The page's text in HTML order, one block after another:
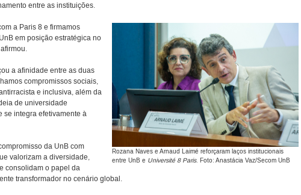
entre as instituições.
Rozana Naves e Arnaud Laimé reforçaram laços institucionais
entre UnB e Université 8 Paris. Foto: Anastácia Vaz/Secom UnB
a Paris 8 e firmamos
em posição estratégica no
a afinidade entre as duas
compromissos sociais,
e inclusiva, além da
de universidade
se integra efetivamente à
da UnB com
valorizam a diversidade,
consolidam o papel da
transformador no cenário global.